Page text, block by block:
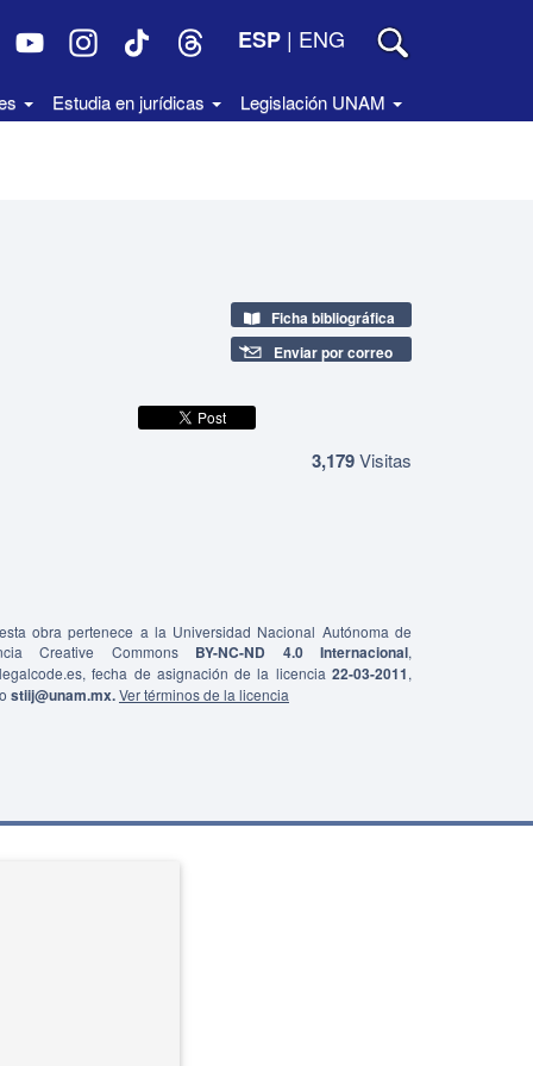
ESP | ENG
Estudia en jurídicas Legislación UNAM
Ficha bibliográfica
Enviar por correo
3,179Visitas
obra pertenece a la Universidad Nacional Autónoma de
Creative Commons BY-NC-ND 4.0 Internacional,
fecha de asignación de la licencia 22-03-2011,
stiij@unam.mx.Ver términos de la licencia